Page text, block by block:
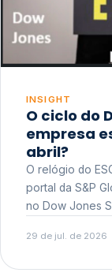
INSIGHT
O ciclo do
empresa
abril?
O relógio do ESG global
portal da S&P
no Dow Jones
29 de jul. de 2026